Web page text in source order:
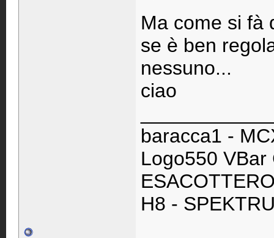
Ma come si fà
se è ben
nessuno...
ciao
baracca1 -
Logo550
H8 -